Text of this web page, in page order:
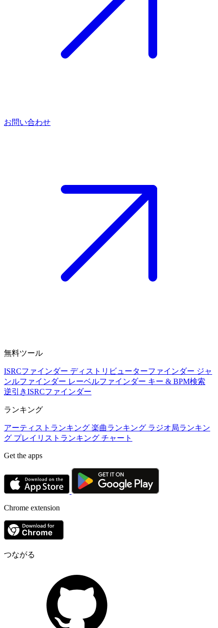
お問い合わせ
無料ツール
ISRCファインダー ディストリビューターファインダー ジャ
ンルファインダー レーベルファインダー キー & BPM検索
逆引きISRCファインダー
ランキング
アーティストランキング 楽曲ランキング ラジオ局ランキン
グ プレイリストランキング チャート
Get the apps
Chrome extension
つながる